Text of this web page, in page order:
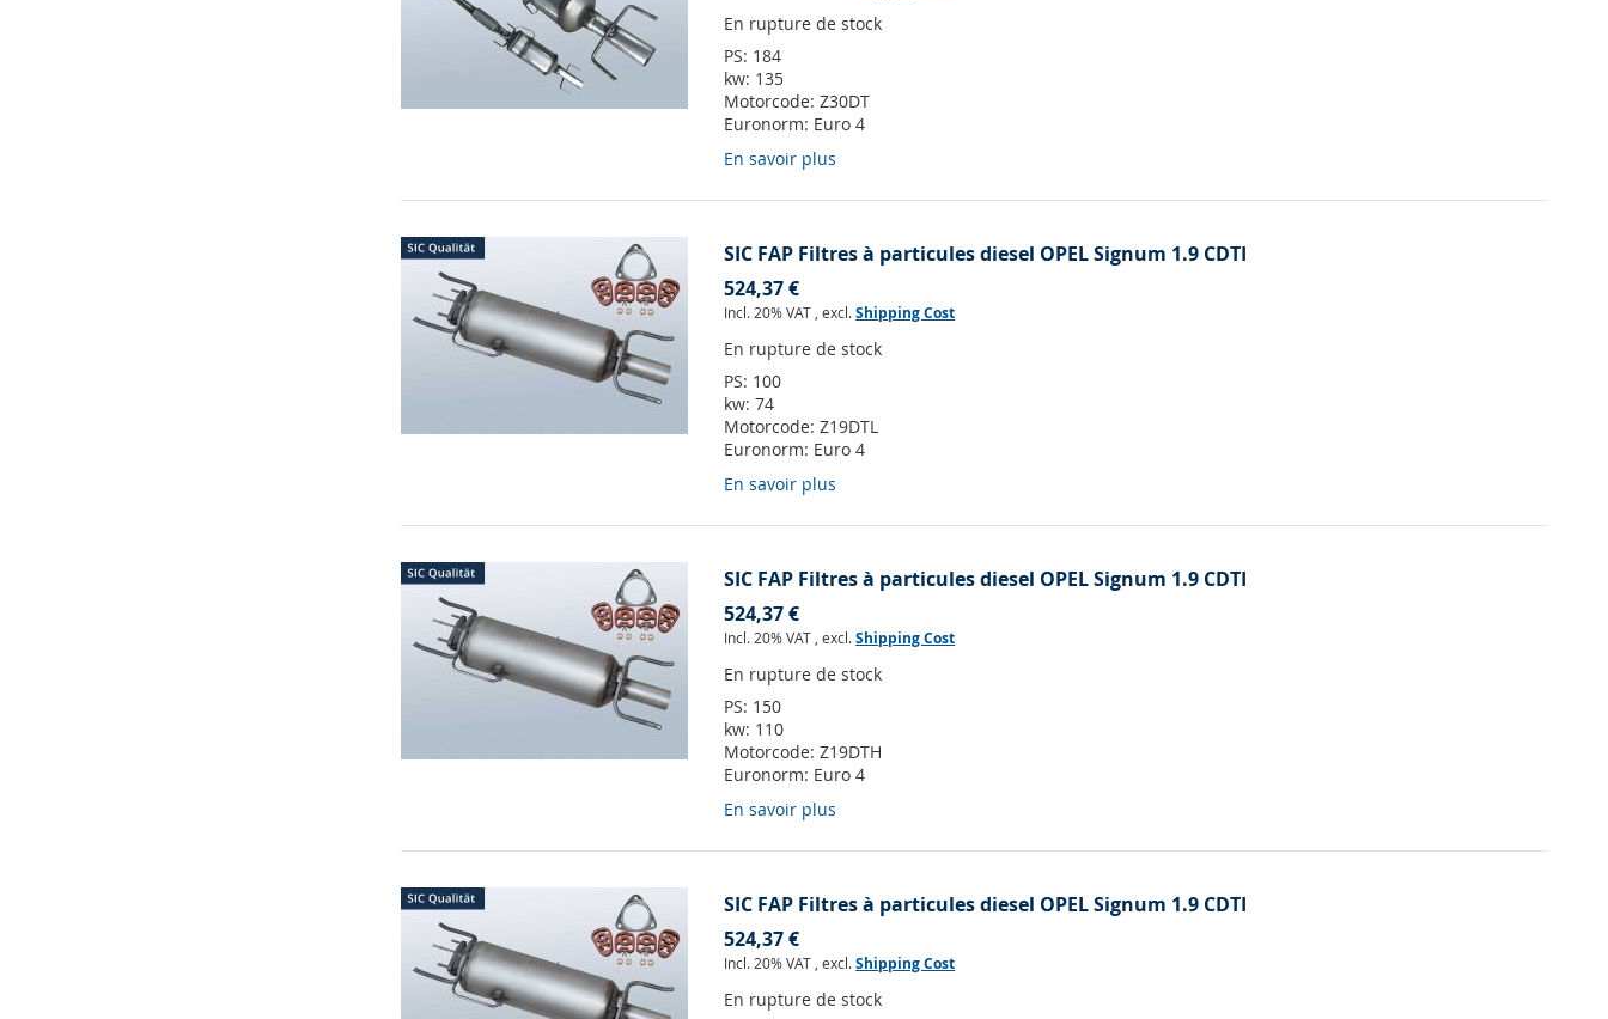
En rupture de stock
PS: 184
kw: 135
Motorcode:Z30DT
Euronorm: Euro 4
En savoir plus
SIC FAP Filtres à particules diesel OPEL Signum 1.9 CDTI
524,37 €
Incl. 20% VAT ,excl.Shipping Cost
En rupture de stock
PS: 100
kw:74
Motorcode:Z19DTL
Euronorm: Euro 4
En savoir plus
SIC FAP Filtres à particules diesel OPEL Signum 1.9 CDTI
524,37 €
Incl. 20% VAT ,excl.Shipping Cost
En rupture de stock
PS: 150
kw: 110
Motorcode:Z19DTH
Euronorm: Euro 4
En savoir plus
SIC FAP Filtres à particules diesel OPEL Signum 1.9 CDTI
524,37 €
Incl. 20% VAT ,excl.Shipping Cost
En rupture de stock